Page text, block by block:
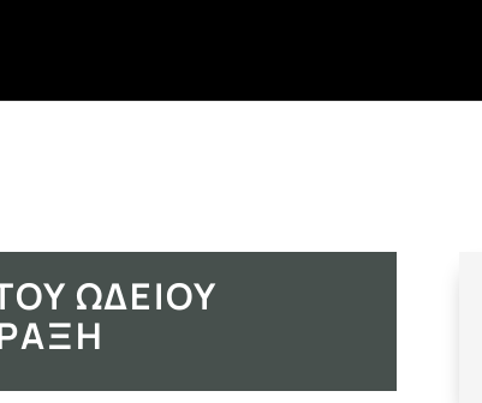
ΩΔΕΊΟΥ